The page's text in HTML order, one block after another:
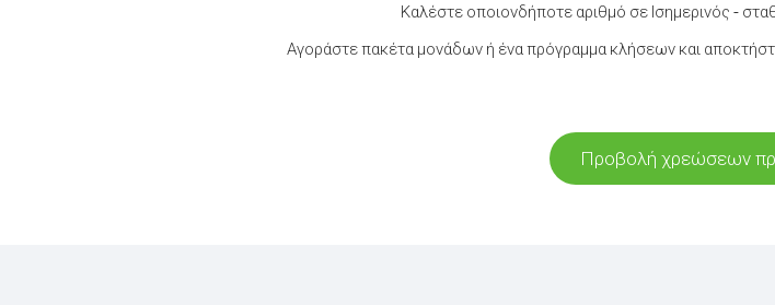
Καλέστε οποιονδήποτε αριθμό σε Ισημερινός -
Αγοράστε πακέτα μονάδων ή ένα πρόγραμμα κλήσεων και
Προβολή χρεώσεων